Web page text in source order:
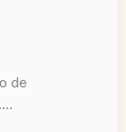
de